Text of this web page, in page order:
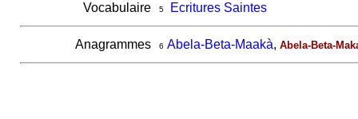
Vocabulaire 5 Ecritures Saintes
Anagrammes 6 Abela-Beta-Maakà, Abela-Beta-